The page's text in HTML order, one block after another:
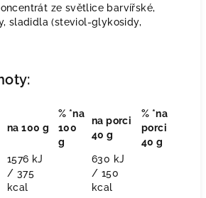
ze světlice barvířské,
sladidla (steviol-glykosidy,
na 100 g
% *na
100
g
na porci
40 g
% *na
porci
40 g
1576 kJ
/ 375
kcal
630 kJ
/ 150
kcal